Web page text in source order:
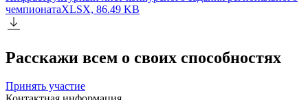
чемпионатаXLSX, 86.49 KB
Расскажи всем о своих способностях
Принять участие